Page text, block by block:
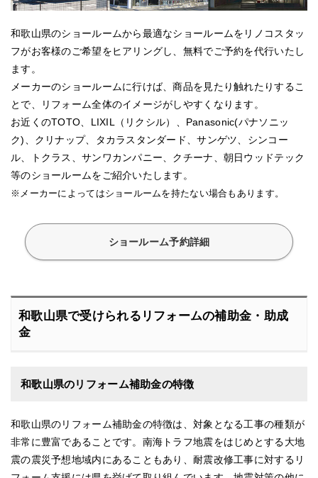
和歌山県のショールームから最適なショールームをリノコスタッ
フがお客様のご希望をヒアリングし、無料でご予約を代行いたし
ます。
メーカーのショールームに行けば、商品を見たり触れたりするこ
とで、リフォーム全体のイメージがしやすくなります。
お近くのTOTO、LIXIL（リクシル）、Panasonic(パナソニッ
ク)、クリナップ、タカラスタンダード、サンゲツ、シンコー
ル、トクラス、サンワカンパニー、クチーナ、朝日ウッドテック
等のショールームをご紹介いたします。
※メーカーによってはショールームを持たない場合もあります。
ショールーム予約詳細
和歌山県で受けられるリフォームの補助金・助成
金
和歌山県のリフォーム補助金の特徴
和歌山県のリフォーム補助金の特徴は、対象となる工事の種類が
非常に豊富であることです。南海トラフ地震をはじめとする大地
震の震災予想地域内にあることもあり、耐震改修工事に対するリ